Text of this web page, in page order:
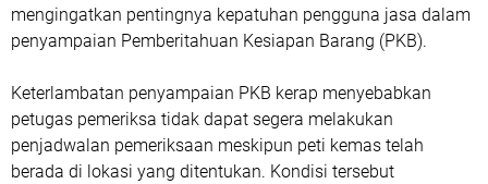
mengingatkan pentingnya kepatuhan pengguna jasa dalam
penyampaian Pemberitahuan Kesiapan Barang (PKB).
Keterlambatan penyampaian PKB kerap menyebabkan
petugas pemeriksa tidak dapat segera melakukan
penjadwalan pemeriksaan meskipun peti kemas telah
berada di lokasi yang ditentukan. Kondisi tersebut